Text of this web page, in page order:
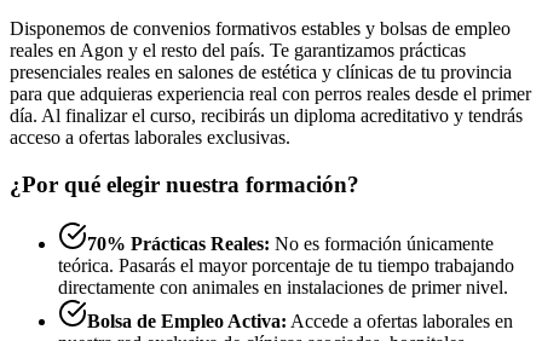
Disponemos de convenios formativos estables y bolsas de empleo
reales en Agon y el resto del país. Te garantizamos prácticas
presenciales reales en salones de estética y clínicas de tu provincia
para que adquieras experiencia real con perros reales desde el primer
día. Al finalizar el curso, recibirás un diploma acreditativo y tendrás
acceso a ofertas laborales exclusivas.
¿Por qué elegir nuestra formación?
70% Prácticas Reales: No es formación únicamente
teórica. Pasarás el mayor porcentaje de tu tiempo trabajando
directamente con animales en instalaciones de primer nivel.
Bolsa de Empleo Activa: Accede a ofertas laborales en